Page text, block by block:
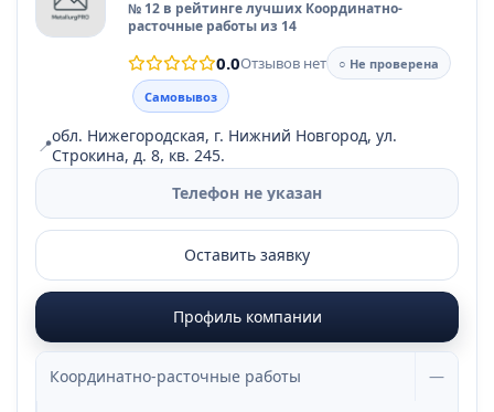
№ 12 в рейтинге лучших Координатно-
расточные работы из 14
0.0Отзывов нет
○ Не проверена
Самовывоз
📍обл. Нижегородская, г. Нижний Новгород, ул.
Строкина, д. 8, кв. 245.
Телефон не указан
Оставить заявку
Профиль компании
Координатно-расточные работы —